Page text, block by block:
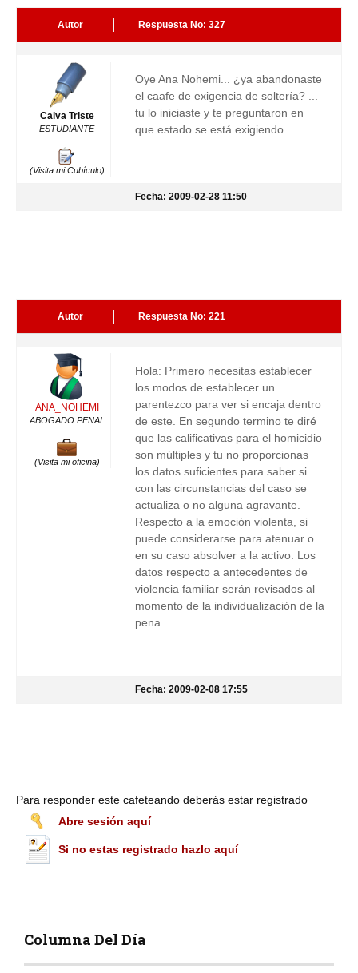
Autor Respuesta No: 327
Calva Triste
ESTUDIANTE
(Visita mi Cubículo)
Oye Ana Nohemi... ¿ya abandonaste
el caafe de exigencia de soltería? ...
tu lo iniciaste y te preguntaron en
que estado se está exigiendo.
Fecha: 2009-02-28 11:50
Autor Respuesta No: 221
ANA_NOHEMI
ABOGADO PENAL
(Visita mi oficina)
Hola: Primero necesitas establecer
los modos de establecer un
parentezco para ver si encaja dentro
de este. En segundo termino te diré
que las calificativas para el homicidio
son múltiples y tu no proporcionas
los datos suficientes para saber si
con las circunstancias del caso se
actualiza o no alguna agravante.
Respecto a la emoción violenta, si
puede considerarse para atenuar o
en su caso absolver a la activo. Los
datos respecto a antecedentes de
violencia familiar serán revisados al
momento de la individualización de la
pena
Fecha: 2009-02-08 17:55
Para responder este cafeteando deberás estar registrado
Abre sesión aquí
Si no estas registrado hazlo aquí
Columna Del Día